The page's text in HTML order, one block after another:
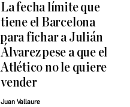
La fecha límite que
tiene el Barcelona
para fichar a Julián
Álvarez pese a que el
Atlético no le quiere
vender
Juan Vallaure